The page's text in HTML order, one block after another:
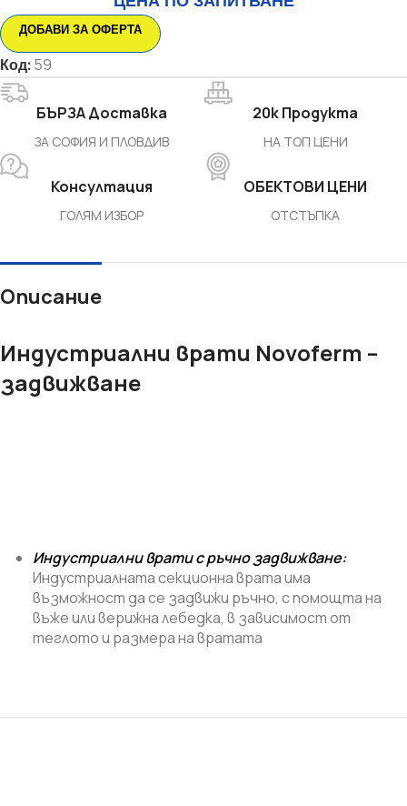
ДОБАВИ ЗА ОФЕРТА
Код:59
БЪРЗА Доставка
ЗА СОФИЯ И ПЛОВДИВ
20k Продукта
НА ТОП ЦЕНИ
Консултация
ГОЛЯМ ИЗБОР
ОБЕКТОВИ ЦЕНИ
ОТСТЪПКА
Описание
Индустриални врати Novoferm –
задвижване
Индустриални врати с ръчно задвижване:
Индустриалната секционна врата има
възможност да се задвижи ръчно, с помощта на
въже или верижна лебедка, в зависимост от
теглото и размера на вратата